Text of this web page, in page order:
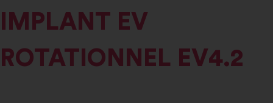
IMPLANT EV
ROTATIONNEL EV4.2